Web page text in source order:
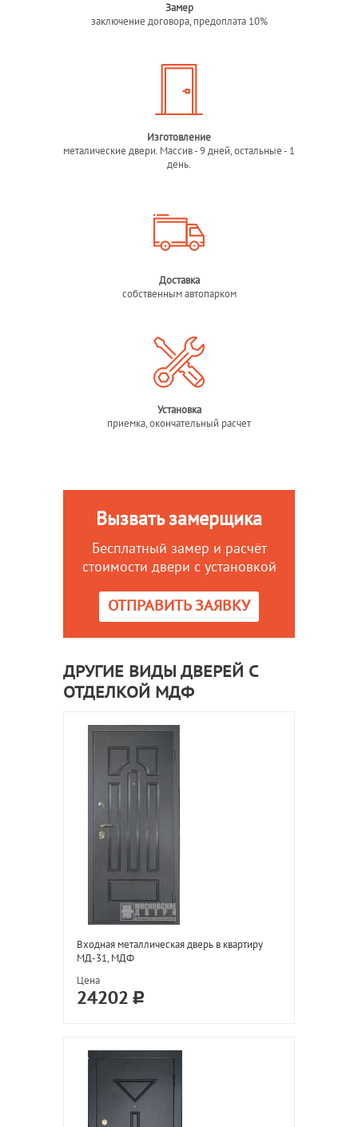
Замер
заключение договора, предоплата 10%
Изготовление
металические двери. Массив - 9 дней, остальные - 1
день.
Доставка
собственным автопарком
Установка
приемка, окончательный расчет
Вызвать замерщика
Бесплатный замер и расчёт
стоимости двери с установкой
ОТПРАВИТЬ ЗАЯВКУ
ДРУГИЕ ВИДЫ ДВЕРЕЙ С
ОТДЕЛКОЙ МДФ
Входная металлическая дверь в квартиру
МД-31, МДФ
Цена
24202